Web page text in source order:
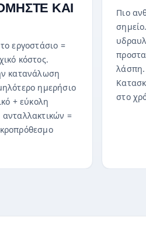
ΚΑΙ
εργοστάσιο =
κόστος.
κατανάλωση
ημερήσιο
+ εύκολη
=
Πιο
στο